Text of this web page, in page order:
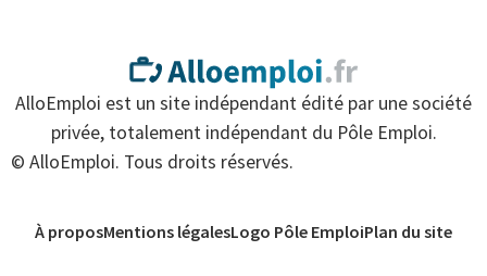
AlloEmploi est un site indépendant édité par une société
privée, totalement indépendant du Pôle Emploi.
© AlloEmploi. Tous droits réservés.
À proposMentions légalesLogo Pôle EmploiPlan du site